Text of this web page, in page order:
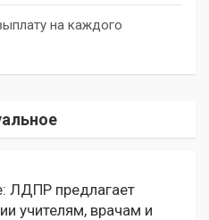
на каждого
ЛДПР предлагает
учителям, врачам и